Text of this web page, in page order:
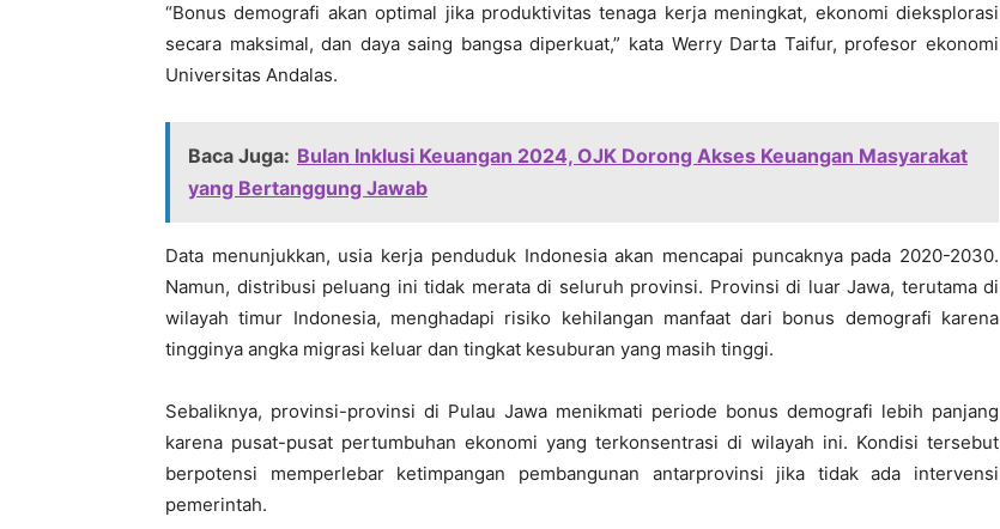
“Bonus demografi akan optimal jika produktivitas tenaga kerja meningkat, ekonomi dieksplorasi
secara maksimal, dan daya saing bangsa diperkuat,” kata Werry Darta Taifur, profesor ekonomi
Universitas Andalas.
Baca Juga: Bulan Inklusi Keuangan 2024, OJK Dorong Akses Keuangan Masyarakat
yang Bertanggung Jawab
Data menunjukkan, usia kerja penduduk Indonesia akan mencapai puncaknya pada 2020-2030.
Namun, distribusi peluang ini tidak merata di seluruh provinsi. Provinsi di luar Jawa, terutama di
wilayah timur Indonesia, menghadapi risiko kehilangan manfaat dari bonus demografi karena
tingginya angka migrasi keluar dan tingkat kesuburan yang masih tinggi.
Sebaliknya, provinsi-provinsi di Pulau Jawa menikmati periode bonus demografi lebih panjang
karena pusat-pusat pertumbuhan ekonomi yang terkonsentrasi di wilayah ini. Kondisi tersebut
berpotensi memperlebar ketimpangan pembangunan antarprovinsi jika tidak ada intervensi
pemerintah.